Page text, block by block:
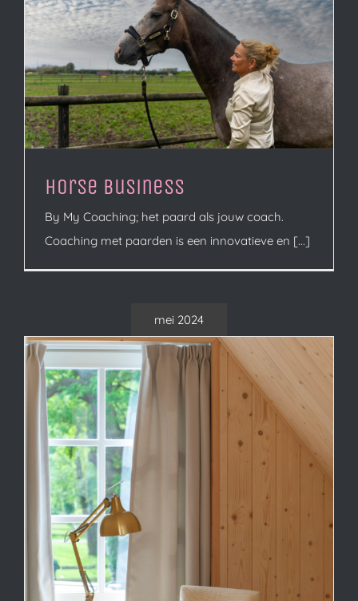
Horse Business
By My Coaching; het paard als jouw coach.
Coaching met paarden is een innovatieve en [...]
mei 2024